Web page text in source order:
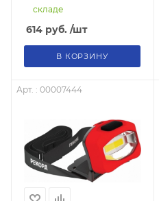
складе
614 руб. /шт
В КОРЗИНУ
Арт. : 00007444